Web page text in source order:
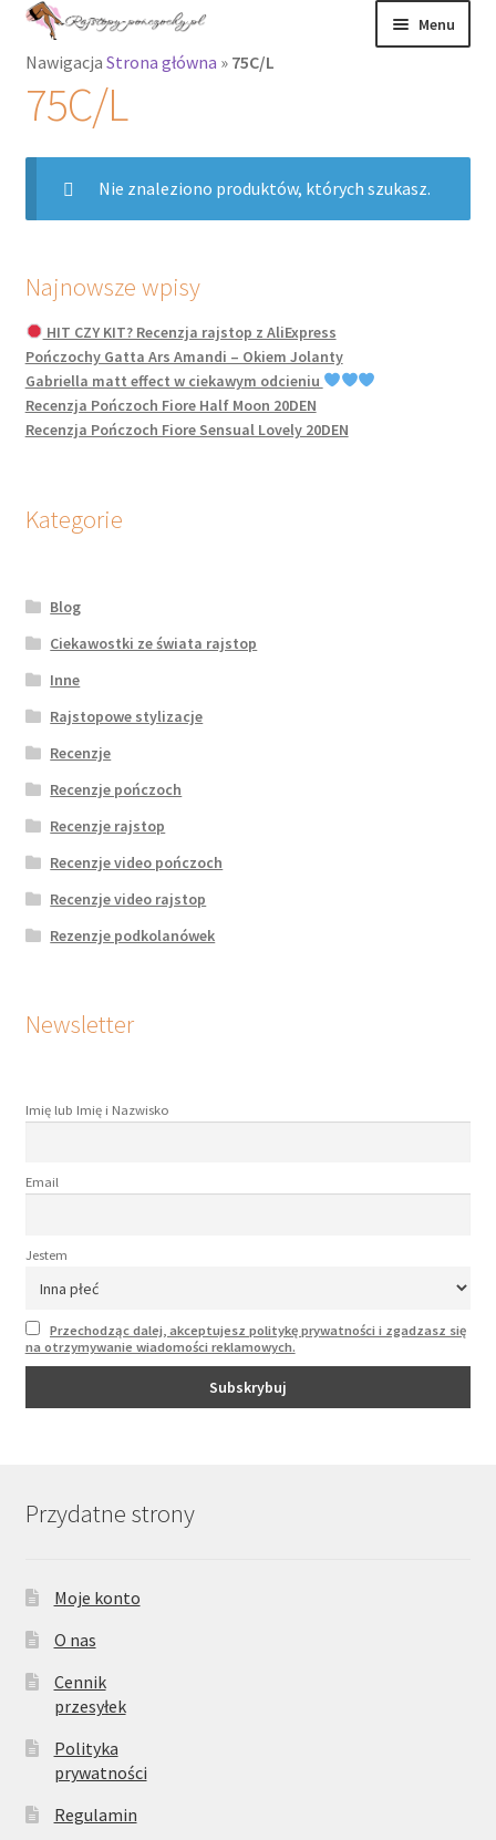
Przejdź
nawigacji
Przejdź
treści
Menu
Rajstopy
Rozwiń
Rajstopy Orirose
Pończochy i
zakolanówki
Podkolanówki i
skarpetki
Wszystkie
produkty
Nawigacja Strona główna » 75C/L
75C/L
Nie znaleziono produktów, których szukasz.
Najnowsze wpisy
HIT CZY KIT? Recenzja rajstop z AliExpress
Pończochy Gatta Ars Amandi – Okiem Jolanty
Gabriella matt effect w ciekawym odcieniu
Recenzja Pończoch Fiore Half Moon 20DEN
Recenzja Pończoch Fiore Sensual Lovely 20DEN
Kategorie
Blog
Ciekawostki ze świata rajstop
Inne
Rajstopowe stylizacje
Recenzje
Recenzje pończoch
Recenzje rajstop
Recenzje video pończoch
Recenzje video rajstop
Rezenzje podkolanówek
Newsletter
Imię lub Imię i Nazwisko
Email
Jestem
Przechodząc dalej, akceptujesz politykę prywatności i zgadzasz się
na otrzymywanie wiadomości reklamowych.
Przydatne strony
Moje konto
O nas
Cennik
przesyłek
Polityka
prywatności
Regulamin